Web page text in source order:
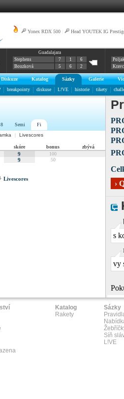
Yonex RDX 500 Head YOUTEK IG
Guadalajara
Stephens
7 1
6
Bouzková
5 6 2
Diskuze Katalog Sázky Galerie
breakpointy diskuse L!VE historie tikety
8 Semi
Fi
Livescores
skóre bonus zbývá
9 100
9 50
Livescores
›
s
vy
Katalog
Rakety
Sázky
Síň
L!VE